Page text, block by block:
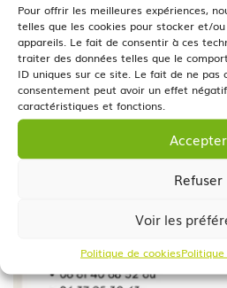
Pour offrir les meilleures expériences,
telles que les cookies pour stocker et/
appareils. Le fait de consentir à ces
traiter des données telles que le
ID uniques sur ce site. Le fait de ne
consentement peut avoir un effet
caractéristiques et fonctions.
Accepter
Refuser
Voir les
Politique de cookies